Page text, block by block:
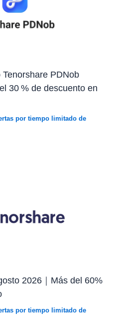
PDNob
30 % de descuento en
por tiempo limitado de
2026｜Más del 60%
por tiempo limitado de